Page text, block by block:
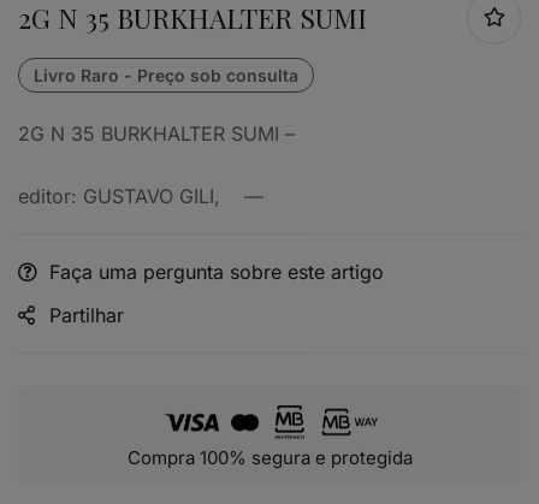
2G N 35 BURKHALTER SUMI
2G N 35 BURKHALTER SUMI –
editor: GUSTAVO GILI, —
Faça uma pergunta sobre este artigo
Partilhar
Compra 100% segura e protegida